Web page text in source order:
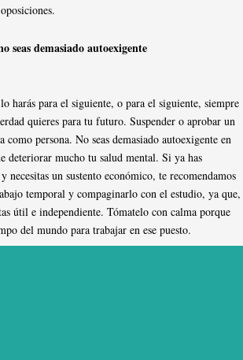
seas demasiado autoexigente
harás para el siguiente, o para el siguiente, siempre
quieres para tu futuro. Suspender o aprobar un
persona. No seas demasiado autoexigente en
deteriorar mucho tu salud mental. Si ya has
necesitas un sustento económico, te recomendamos
temporal y compaginarlo con el estudio, ya que,
útil e independiente. Tómatelo con calma porque
del mundo para trabajar en ese puesto.